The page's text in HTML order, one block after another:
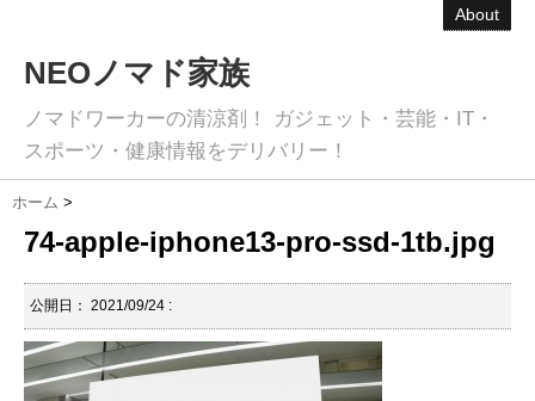
About
NEOノマド家族
ノマドワーカーの清涼剤！ ガジェット・芸能・IT・
スポーツ・健康情報をデリバリー！
ホーム >
74-apple-iphone13-pro-ssd-1tb.jpg
公開日： 2021/09/24 :